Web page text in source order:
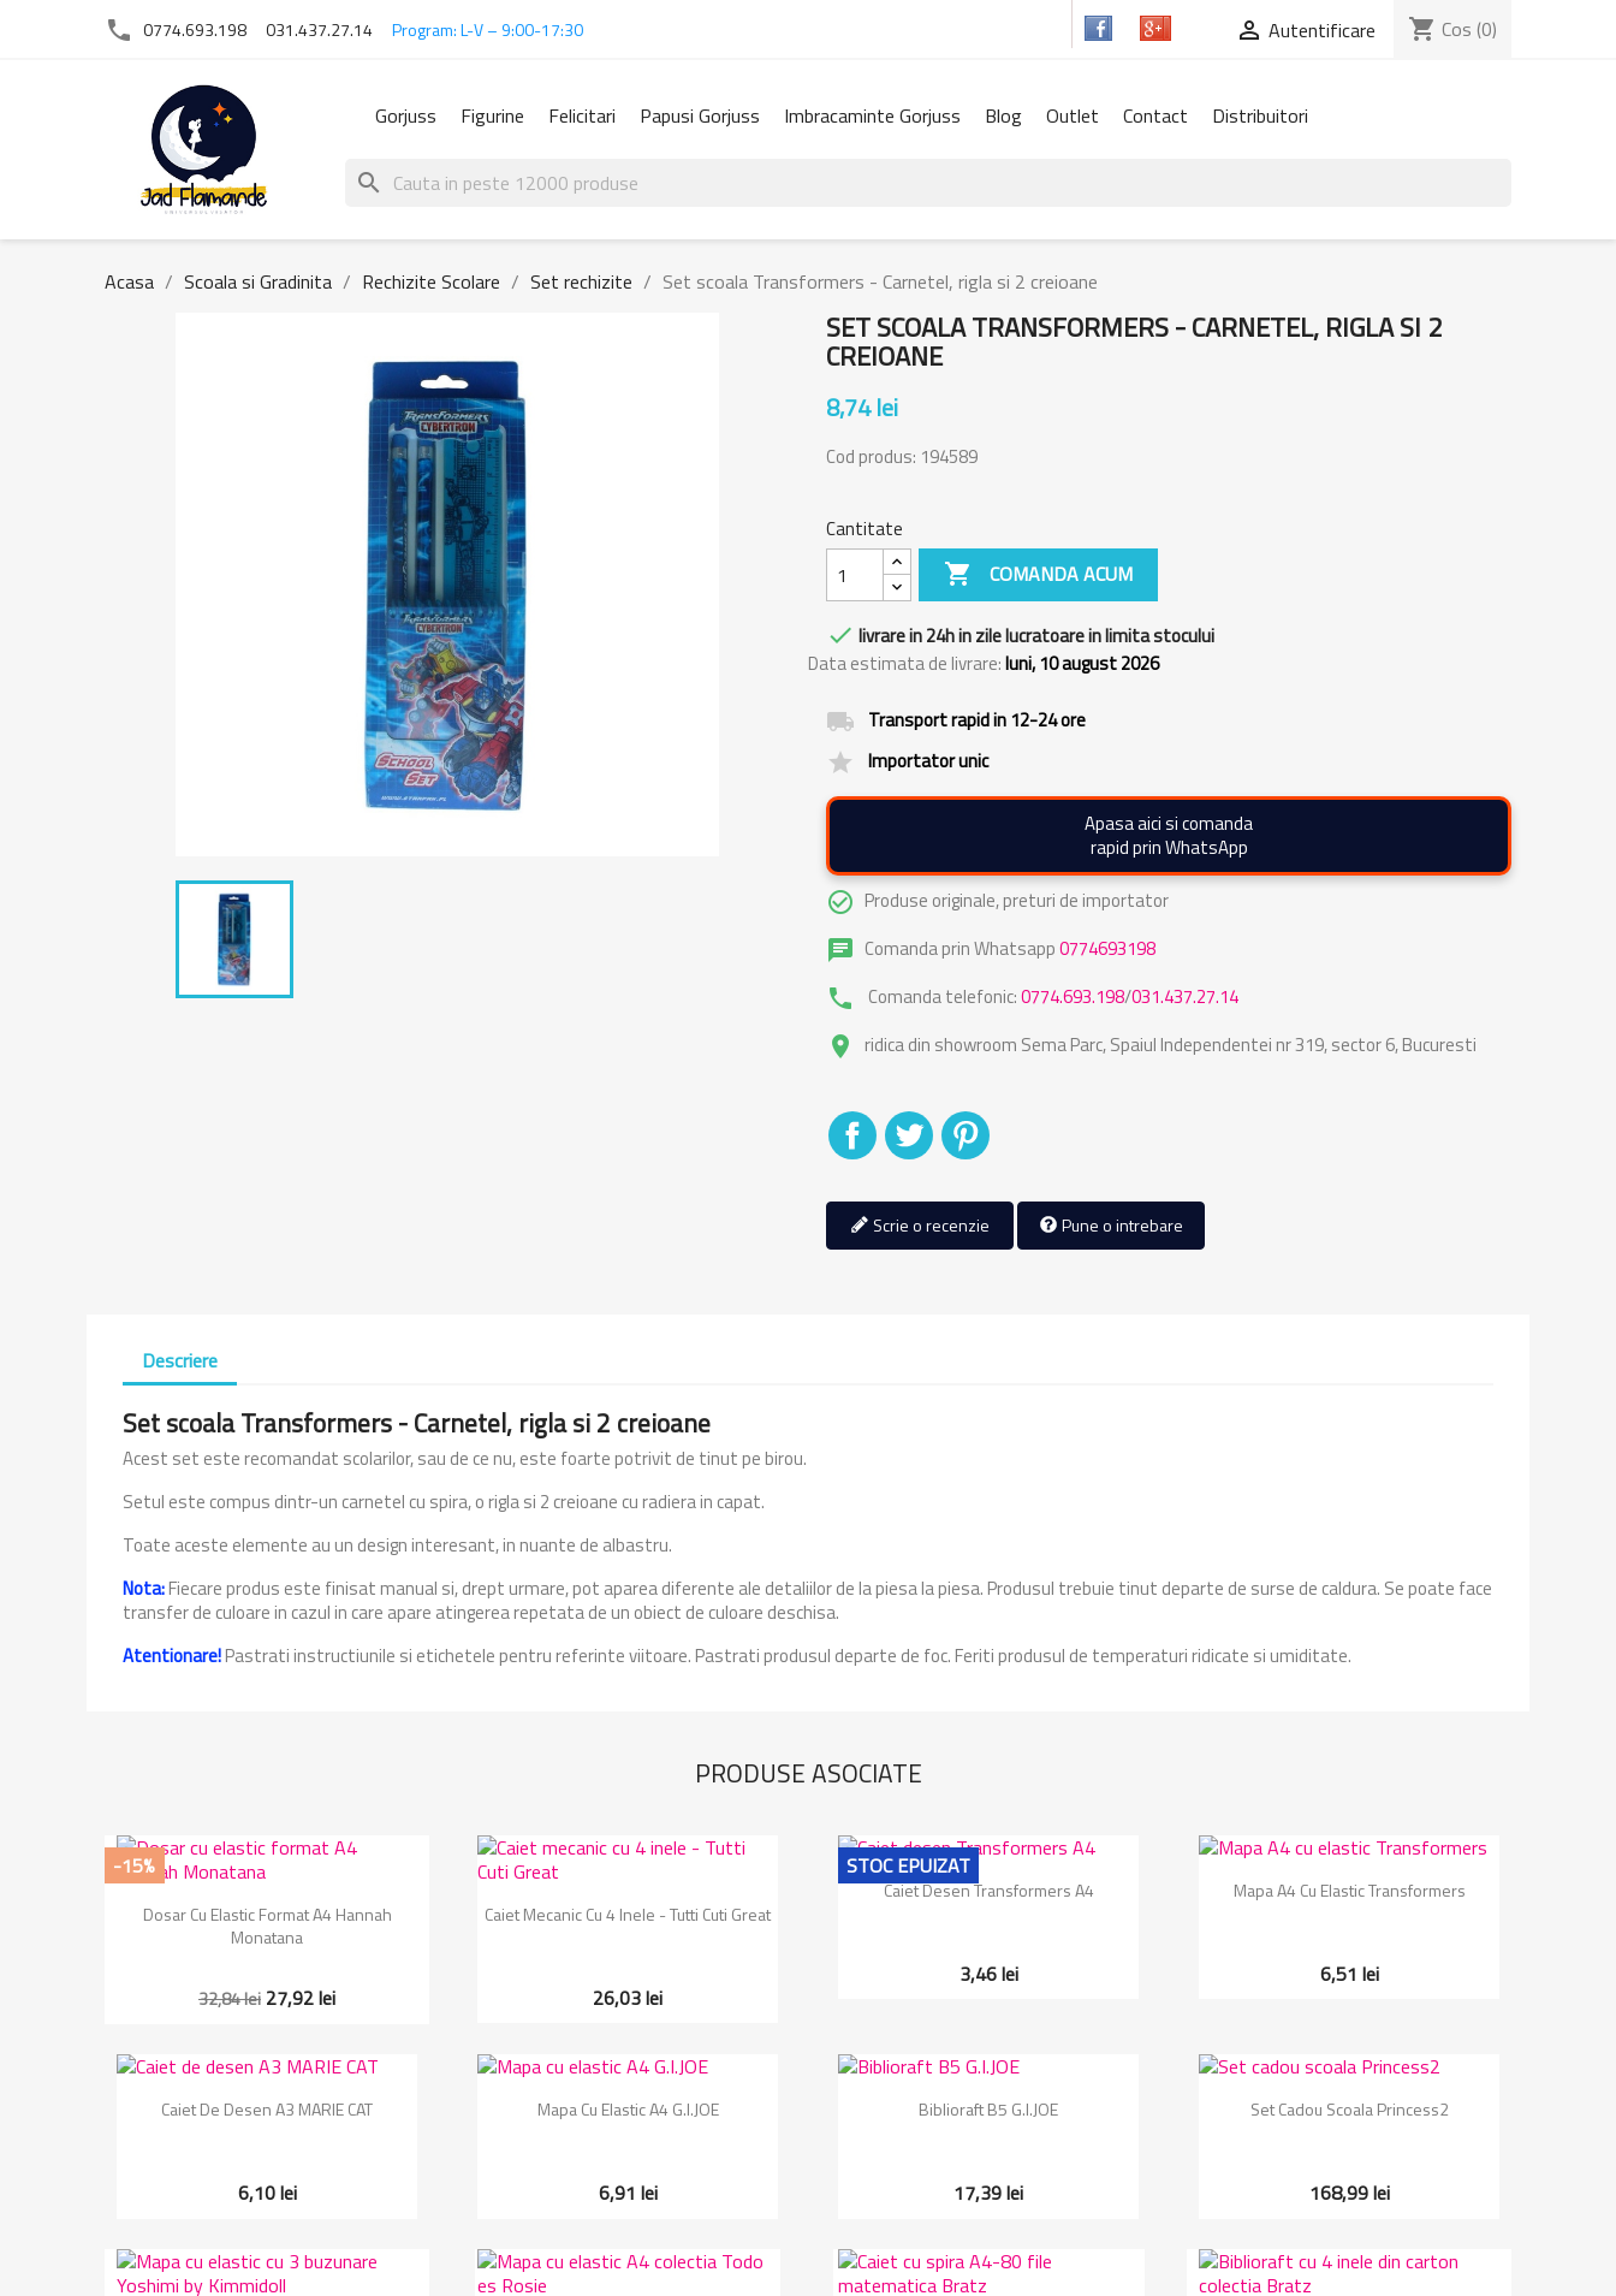
phone 0774.693.198 031.437.27.14 Program: L-V – 9:00-17:30  Autentificare shopping_cart Cos (0)
Gorjuss Figurine Felicitari Papusi Gorjuss Imbracaminte Gorjuss Blog Outlet Contact Distribuitori
search
Acasa Scoala si Gradinita Rechizite Scolare Set rechizite Set scoala Transformers - Carnetel, rigla si 2 creioane
SET SCOALA TRANSFORMERS - CARNETEL, RIGLA SI 2
CREIOANE
8,74 lei
Cod produs: 194589
Cantitate
 COMANDA ACUM
 livrare in 24h in zile lucratoare in limita stocului
Data estimata de livrare:luni, 10 august 2026
local_shipping Transport rapid in 12-24 ore
grade Importator unic
Apasa aici si comanda
rapid prin WhatsApp
check_circle_outline Produse originale, preturi de importator
chat Comanda prin Whatsapp0774693198
phone Comanda telefonic:0774.693.198/031.437.27.14
place ridica din showroom Sema Parc, Spaiul Independentei nr 319, sector 6, Bucuresti
DistribuitiTweet
Scrie o recenzie Pune o intrebare
Descriere
Set scoala Transformers - Carnetel, rigla si 2 creioane
Acest set este recomandat scolarilor, sau de ce nu, este foarte potrivit de tinut pe birou.
Setul este compus dintr-un carnetel cu spira, o rigla si 2 creioane cu radiera in capat.
Toate aceste elemente au un design interesant, in nuante de albastru.
Nota:Fiecare produs este finisat manual si, drept urmare, pot aparea diferente ale detaliilor de la piesa la piesa. Produsul trebuie tinut departe de surse de caldura. Se poate face
transfer de culoare in cazul in care apare atingerea repetata de un obiect de culoare deschisa.
Atentionare!Pastrati instructiunile si etichetele pentru referinte viitoare. Pastrati produsul departe de foc. Feriti produsul de temperaturi ridicate si umiditate.
PRODUSE ASOCIATE
 Vizualizare rapida
Dosar Cu Elastic Format A4 Hannah
Monatana
32,84 lei 27,92 lei
-15%
Vizualizare rapida
Caiet Mecanic Cu 4 Inele - Tutti Cuti Great
26,03 lei
Vizualizare rapida
Caiet Desen Transformers A4
3,46 lei
STOC EPUIZAT
Vizualizare rapida
Mapa A4 Cu Elastic Transformers
6,51 lei
Vizualizare rapida
Caiet De Desen A3 MARIE CAT
6,10 lei
Vizualizare rapida
Mapa Cu Elastic A4 G.I.JOE
6,91 lei
Vizualizare rapida
Biblioraft B5 G.I.JOE
17,39 lei
Vizualizare rapida
Set Cadou Scoala Princess2
168,99 lei